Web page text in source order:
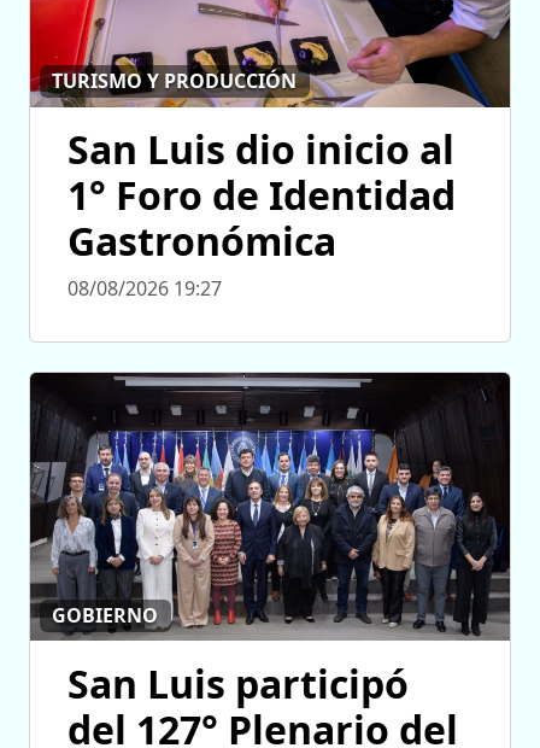
TURISMO Y PRODUCCIÓN
San Luis dio inicio al
1° Foro de Identidad
Gastronómica
08/08/2026 19:27
GOBIERNO
San Luis participó
del 127° Plenario del